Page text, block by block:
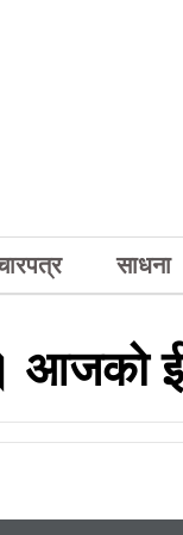
साधना
आजको